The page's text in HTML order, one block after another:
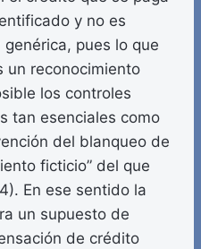
y no es
pues lo que
un reconocimiento
los controles
tan esenciales como
del blanqueo de
ficticio” del que
En ese sentido la
un supuesto de
de crédito